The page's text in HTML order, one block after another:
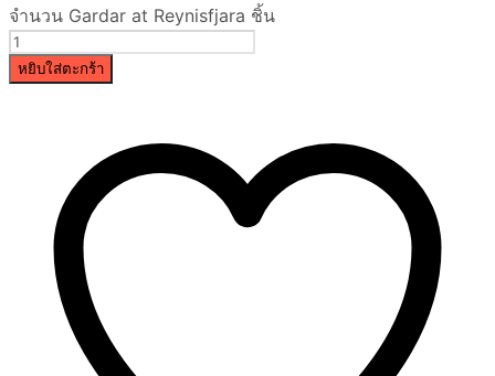
จำนวน Gardar at Reynisfjara ชิ้น
หยิบใส่ตะกร้า